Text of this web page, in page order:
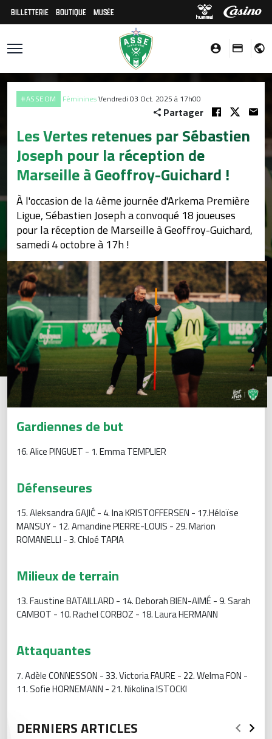
BILLETTERIE BOUTIQUE MUSÉE
#ASSEOM FémininesVendredi 03 Oct. 2025 à 17h00
Partager
Les Vertes retenues par Sébastien
Joseph pour la réception de
Marseille à Geoffroy-Guichard !
À l'occasion de la 4ème journée d'Arkema Première
Ligue, Sébastien Joseph a convoqué 18 joueuses
pour la réception de Marseille à Geoffroy-Guichard,
samedi 4 octobre à 17h !
Gardiennes de but
16. Alice PINGUET - 1. Emma TEMPLIER
Défenseures
15. Aleksandra GAJIĆ - 4. Ina KRISTOFFERSEN - 17.Héloïse
MANSUY - 12. Amandine PIERRE-LOUIS - 29. Marion
ROMANELLI - 3. Chloé TAPIA
Milieux de terrain
13. Faustine BATAILLARD - 14. Deborah BIEN-AIMÉ - 9. Sarah
CAMBOT - 10. Rachel CORBOZ - 18. Laura HERMANN
Attaquantes
7. Adèle CONNESSON - 33. Victoria FAURE - 22. Welma FON -
11. Sofie HORNEMANN - 21. Nikolina ISTOCKI
DERNIERS ARTICLES